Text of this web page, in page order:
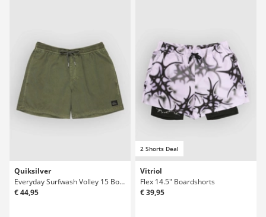
Quiksilver
Everyday Surfwash Volley 15 Boardshorts
€ 44,95
2 Shorts Deal
Vitriol
Flex 14.5" Boardshorts
€ 39,95